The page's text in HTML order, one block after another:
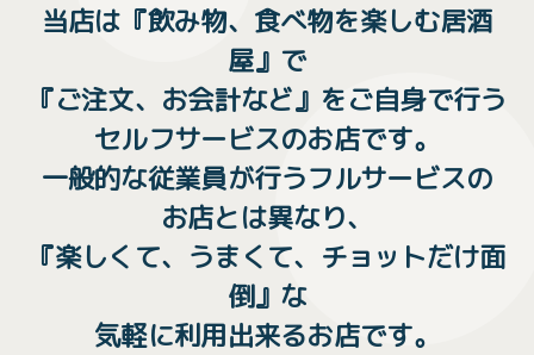
当店は『飲み物、食べ物を楽しむ居酒
屋』で
『ご注文、お会計など』をご自身で行う
セルフサービスのお店です。
一般的な従業員が行うフルサービスの
お店とは異なり、
『楽しくて、うまくて、チョットだけ面
倒』な
気軽に利用出来るお店です。